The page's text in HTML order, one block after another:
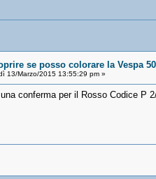
se posso colorare la Vespa
13/Marzo/2015 13:55:29 pm »
conferma per il Rosso Codice P